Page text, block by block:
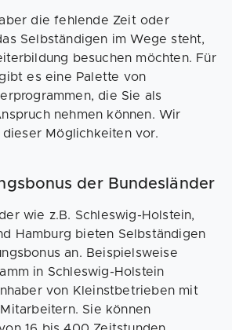
die fehlende Zeit oder
Selbständigen im Wege steht,
besuchen möchten. Für
es eine Palette von
die Sie als
nehmen können. Wir
Möglichkeiten vor.
der Bundesländer
wie z.B. Schleswig-Holstein,
Hamburg bieten Selbständigen
an. Beispielsweise
in Schleswig-Holstein
von Kleinstbetrieben mit
Sie können